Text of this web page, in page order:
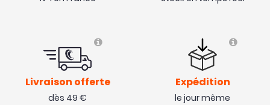
Livraison offerte
dès 49 €
Expédition
le jour même